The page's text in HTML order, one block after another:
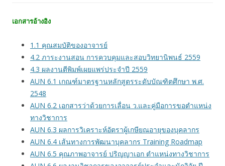
เอกสารอ้างอิง
1.1 คุณสมบัติของอาจารย์
4.2 ภาระงานสอน การควบคุมและสอบวิทยานิพนธ์ 2559
4.3 ผลงานตีพิมพ์เผยแพร่ประจำปี 2559
AUN 6.1 เกณฑ์มาตรฐานหลักสูตรระดับบัณฑิตศึกษา พ.ศ.
2548
AUN 6.2 เอกสารว่าด้วยการเลื่อน ว.และคู่มือการขอตำแหน่ง
ทางวิชาการ
AUN 6.3 ผลการวิเคราะห์อัตราผู้เกษียณอายุของบุคลากร
AUN 6.4 เส้นทางการพัฒนาบุคลากร Training Roadmap
AUN 6.5 คุณภาพอาจารย์ ปริญญาเอก ตำแหน่งทางวิชาการ